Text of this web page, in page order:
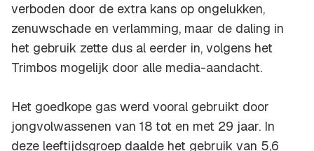
verboden door de extra kans op ongelukken,
zenuwschade en verlamming, maar de daling in
het gebruik zette dus al eerder in, volgens het
Trimbos mogelijk door alle media-aandacht.
Het goedkope gas werd vooral gebruikt door
jongvolwassenen van 18 tot en met 29 jaar. In
deze leeftijdsgroep daalde het gebruik van 5,6